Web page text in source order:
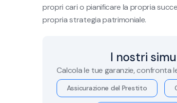
propri cari o pianificare la propria
propria strategia patrimoniale.
I nostri
Calcola le tue garanzie,
Assicurazione del Prestito